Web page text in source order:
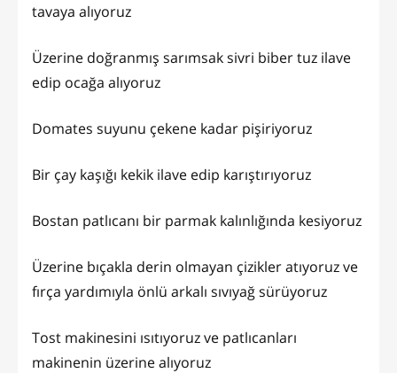
tavaya alıyoruz
Üzerine doğranmış sarımsak sivri biber tuz ilave
edip ocağa alıyoruz
Domates suyunu çekene kadar pişiriyoruz
Bir çay kaşığı kekik ilave edip karıştırıyoruz
Bostan patlıcanı bir parmak kalınlığında kesiyoruz
Üzerine bıçakla derin olmayan çizikler atıyoruz ve
fırça yardımıyla önlü arkalı sıvıyağ sürüyoruz
Tost makinesini ısıtıyoruz ve patlıcanları
makinenin üzerine alıyoruz